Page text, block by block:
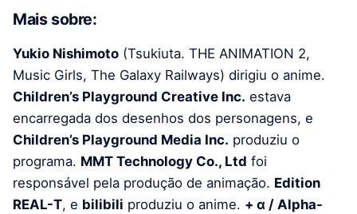
Mais sobre:
Yukio Nishimoto (Tsukiuta. THE ANIMATION 2,
Music Girls, The Galaxy Railways) dirigiu o anime.
Children’s Playground Creative Inc. estava
encarregada dos desenhos dos personagens, e
Children’s Playground Media Inc. produziu o
programa. MMT Technology Co., Ltd foi
responsável pela produção de animação. Edition
REAL-T, e bilibili produziu o anime. + α / Alpha-